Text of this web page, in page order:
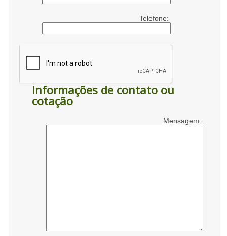
Telefone:
Informações de contato ou
cotação
Mensagem: